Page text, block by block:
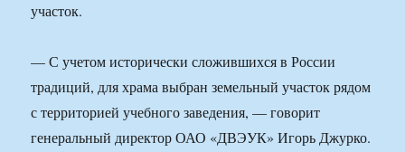
участок.
— С учетом исторически сложившихся в России
традиций, для храма выбран земельный участок рядом
с территорией учебного заведения, — говорит
генеральный директор ОАО «ДВЭУК» Игорь Джурко.